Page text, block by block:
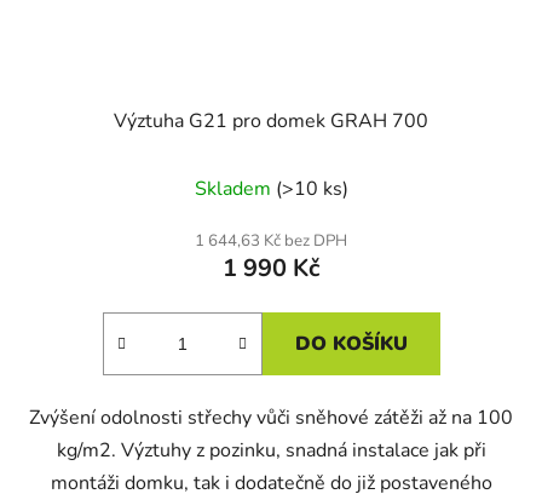
Výztuha G21 pro domek GRAH 700
Skladem (>10 ks)
1 644,63 Kč bez DPH
1 990 Kč
DO KOŠÍKU
Zvýšení odolnosti střechy vůči sněhové zátěži až na 100
kg/m2. Výztuhy z pozinku, snadná instalace jak při
montáži domku, tak i dodatečně do již postaveného